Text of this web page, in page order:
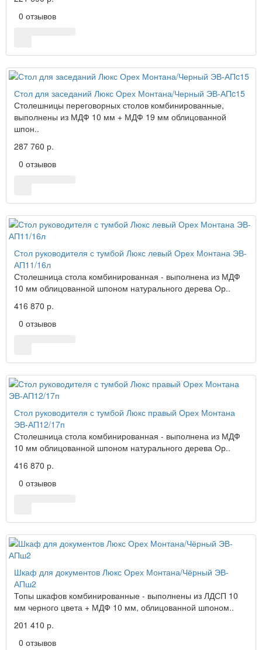
0 отзывов
Стол для заседаний Люкс Орех Монтана/Черный ЭВ-АПc15
Столешницы переговорных столов комбинированные,
выполнены из МДФ 10 мм + МДФ 19 мм облицованной
шпон..
287 760 р.
0 отзывов
Стол руководителя с тумбой Люкс левый Орех Монтана ЭВ-
АП11/16л
Столешница стола комбинированная - выполнена из МДФ
10 мм облицованной шпоном натурального дерева Ор..
416 870 р.
0 отзывов
Стол руководителя с тумбой Люкс правый Орех Монтана
ЭВ-АП12/17п
Столешница стола комбинированная - выполнена из МДФ
10 мм облицованной шпоном натурального дерева Ор..
416 870 р.
0 отзывов
Шкаф для документов Люкс Орех Монтана/Чёрный ЭВ-
АПш2
Топы шкафов комбинированные - выполнены из ЛДСП 10
мм черного цвета + МДФ 10 мм, облицованной шпоном..
201 410 р.
0 отзывов